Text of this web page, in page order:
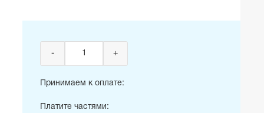
- +
Принимаем к оплате:
Платите частями: